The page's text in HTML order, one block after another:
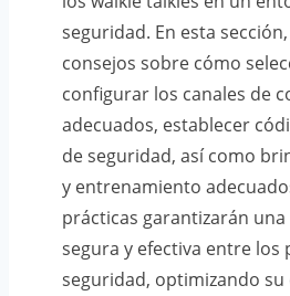
seguridad. En esta
consejos sobre cómo
configurar los canales de
adecuados, establecer
de seguridad, así como
y entrenamiento
prácticas garantizarán
segura y efectiva entre los
seguridad, optimizando su